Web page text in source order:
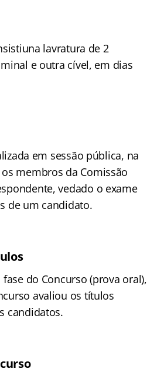
lavratura de 2
e outra cível, em dias
em sessão pública, na
membros da Comissão
vedado o exame
de um candidato.
do Concurso (prova oral),
avaliou os títulos
candidatos.